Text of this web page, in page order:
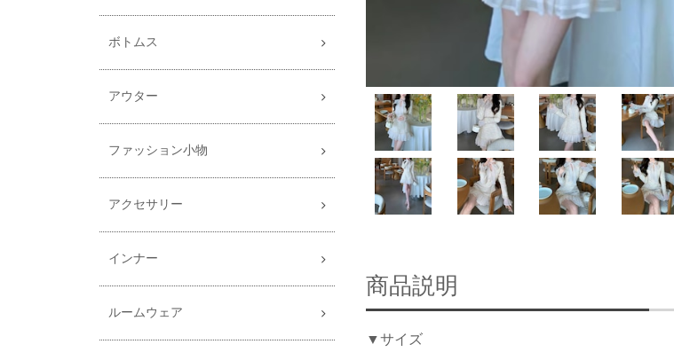
商品説明
▼サイズ
ボトムス
アウター
ファッション小物
アクセサリー
インナー
ルームウェア